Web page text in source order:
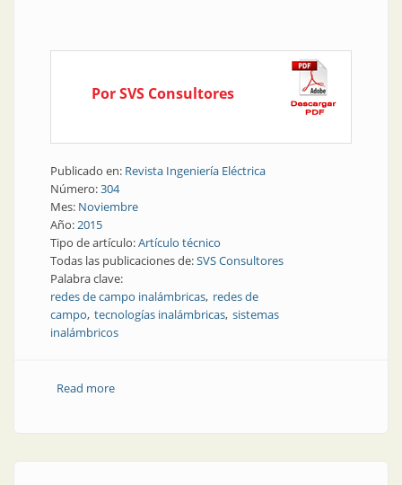
Por SVS Consultores
Publicado en: Revista Ingeniería Eléctrica
Número:304
Mes: Noviembre
Año:2015
Tipo de artículo:Artículo técnico
Todas las publicaciones de:SVS Consultores
Palabra clave:
redes de campo inalámbricas redes de
campo tecnologías inalámbricas sistemas
inalámbricos
Read moreabout Nota técnica | Claves para una buena selección